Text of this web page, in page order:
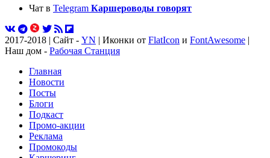
Чат в Telegram Каршероводы говорят
2017-2018 | Сайт - YN | Иконки от FlatIcon и FontAwesome |
Наш дом - Рабочая Станция
Главная
Новости
Посты
Блоги
Подкаст
Промо-акции
Реклама
Промокоды